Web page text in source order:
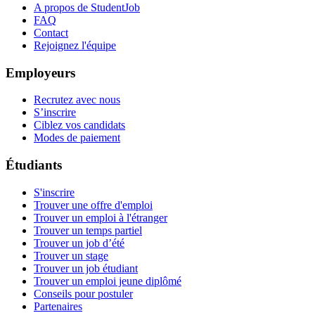
A propos de StudentJob
FAQ
Contact
Rejoignez l'équipe
Employeurs
Recrutez avec nous
S’inscrire
Ciblez vos candidats
Modes de paiement
Étudiants
S'inscrire
Trouver une offre d'emploi
Trouver un emploi à l'étranger
Trouver un temps partiel
Trouver un job d’été
Trouver un stage
Trouver un job étudiant
Trouver un emploi jeune diplômé
Conseils pour postuler
Partenaires